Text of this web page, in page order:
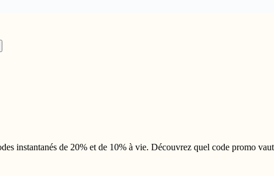
instantanés de 20% et de 10% à vie. Découvrez quel code promo